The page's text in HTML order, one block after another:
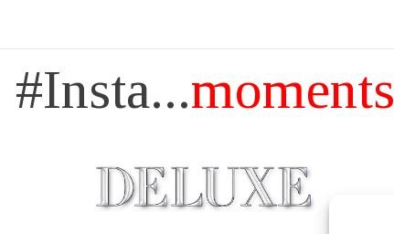
#Insta...moments